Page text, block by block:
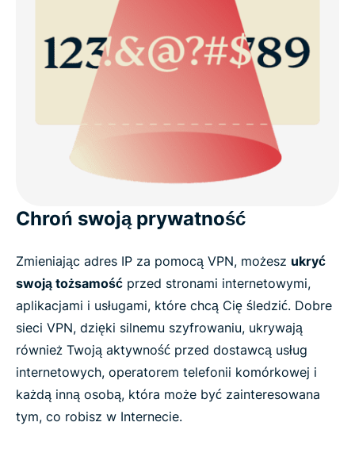
Chroń swoją prywatność
Zmieniając adres IP za pomocą VPN, możesz ukryć
swoją tożsamość przed stronami internetowymi,
aplikacjami i usługami, które chcą Cię śledzić. Dobre
sieci VPN, dzięki silnemu szyfrowaniu, ukrywają
również Twoją aktywność przed dostawcą usług
internetowych, operatorem telefonii komórkowej i
każdą inną osobą, która może być zainteresowana
tym, co robisz w Internecie.